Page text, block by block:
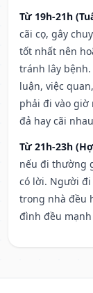
Từ 19h-21h
cãi cọ, gây
tốt nhất nên
tránh lây
luận, việc
phải đi vào giờ
đả hay cãi
Từ 21h-23h
nếu đi thường
có lời. Người đi
trong nhà đều
đình đều mạnh